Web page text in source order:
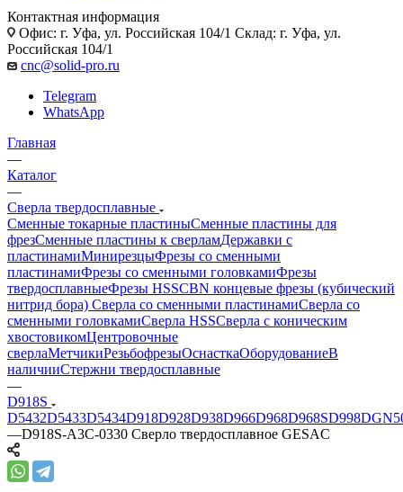
Контактная информация
Офис: г. Уфа, ул. Российская 104/1 Склад: г. Уфа, ул.
Российская 104/1
cnc@solid-pro.ru
Telegram
WhatsApp
Главная
—
Каталог
—
Сверла твердосплавные
Сменные токарные пластиныСменные пластины для
фрезСменные пластины к сверламДержавки с
пластинамиМинирезцыФрезы со сменными
пластинамиФрезы со сменными головкамиФрезы
твердосплавныеФрезы HSSCBN концевые фрезы (кубический
нитрид бора) Сверла со сменными пластинамиСверла со
сменными головкамиСверла HSSСверла с коническим
хвостовикомЦентровочные
сверлаМетчикиРезьбофрезыОснасткаОборудованиеВ
наличииСтержни твердосплавные
—
D918S
D5432D5433D5434D918D928D938D966D968D968SD998
—D918S-A3C-0330 Сверло твердосплавное GESAC